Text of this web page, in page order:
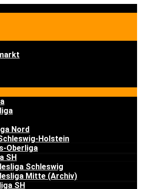
Nord
Holstein
Oberliga
SH
Schleswig
Mitte (Archiv)
SH